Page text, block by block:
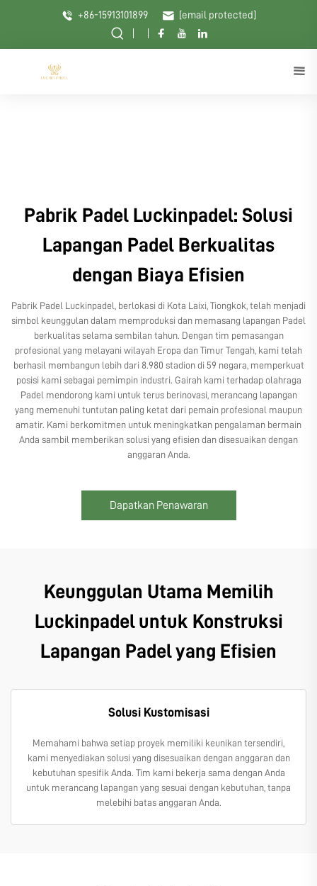
+86-15913101899 [email protected]
Pabrik Padel Luckinpadel: Solusi
Lapangan Padel Berkualitas
dengan Biaya Efisien
Pabrik Padel Luckinpadel, berlokasi di Kota Laixi, Tiongkok, telah menjadi
simbol keunggulan dalam memproduksi dan memasang lapangan Padel
berkualitas selama sembilan tahun. Dengan tim pemasangan
profesional yang melayani wilayah Eropa dan Timur Tengah, kami telah
berhasil membangun lebih dari 8.980 stadion di 59 negara, memperkuat
posisi kami sebagai pemimpin industri. Gairah kami terhadap olahraga
Padel mendorong kami untuk terus berinovasi, merancang lapangan
yang memenuhi tuntutan paling ketat dari pemain profesional maupun
amatir. Kami berkomitmen untuk meningkatkan pengalaman bermain
Anda sambil memberikan solusi yang efisien dan disesuaikan dengan
anggaran Anda.
Dapatkan Penawaran
Keunggulan Utama Memilih
Luckinpadel untuk Konstruksi
Lapangan Padel yang Efisien
Solusi Kustomisasi
Memahami bahwa setiap proyek memiliki keunikan tersendiri,
kami menyediakan solusi yang disesuaikan dengan anggaran dan
kebutuhan spesifik Anda. Tim kami bekerja sama dengan Anda
untuk merancang lapangan yang sesuai dengan kebutuhan, tanpa
melebihi batas anggaran Anda.